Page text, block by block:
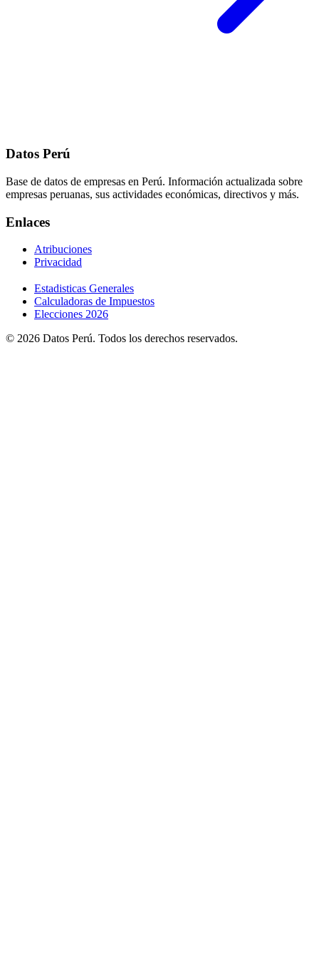
Datos Perú
Base de datos de empresas en Perú. Información actualizada sobre
empresas peruanas, sus actividades económicas, directivos y más.
Enlaces
Atribuciones
Privacidad
Estadisticas Generales
Calculadoras de Impuestos
Elecciones 2026
© 2026 Datos Perú. Todos los derechos reservados.